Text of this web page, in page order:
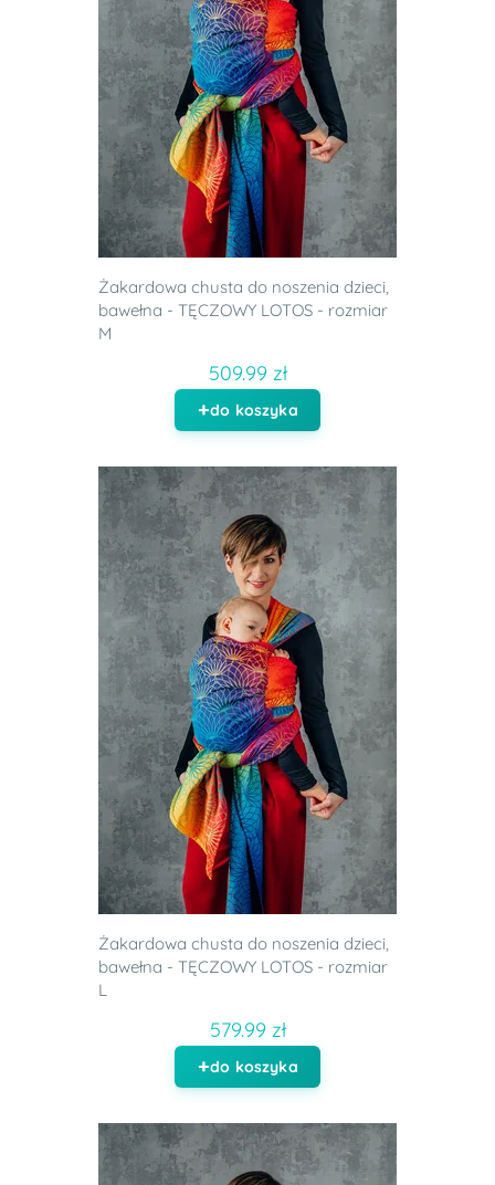
Żakardowa chusta do noszenia dzieci,
bawełna - TĘCZOWY LOTOS - rozmiar
M
509.99 zł
do koszyka
Żakardowa chusta do noszenia dzieci,
bawełna - TĘCZOWY LOTOS - rozmiar
L
579.99 zł
do koszyka